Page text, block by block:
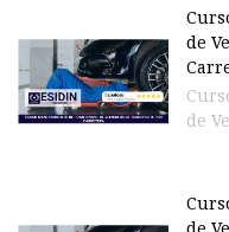
de
de